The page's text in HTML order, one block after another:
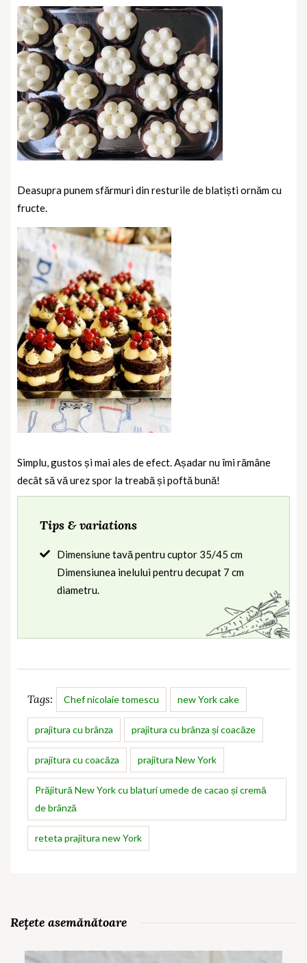
Deasupra punem sfărmuri din resturile de blatiști ornăm cu
fructe.
Simplu, gustos și mai ales de efect. Așadar nu îmi rămâne
decât să vă urez spor la treabă și poftă bună!
Tips & variations
Dimensiune tavă pentru cuptor 35/45 cm
Dimensiunea inelului pentru decupat 7 cm
diametru.
Tags: Chef nicolaie tomescu new York cake
prajitura cu brânza prajitura cu brânza și coacăze
prajitura cu coacăza prajitura New York
Prăjitură New York cu blaturi umede de cacao și cremă
de brânză
reteta prajitura new York
Rețete asemănătoare